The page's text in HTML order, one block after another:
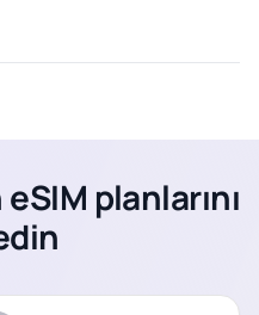
planlarını